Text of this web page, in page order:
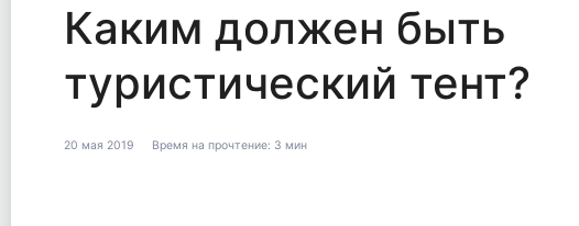
Каким должен быть
туристический тент?
20 мая 2019 Время на прочтение: 3 мин